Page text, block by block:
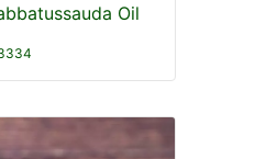
Oil